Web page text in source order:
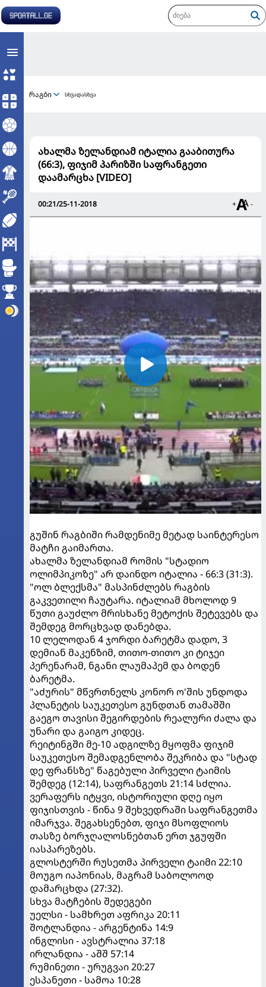
რაგბი სხვადასხვა
ახალმა ზელანდიამ იტალია გააბითურა
(66:3), ფიჯიმ პარიზში საფრანგეთი
დაამარცხა [VIDEO]
00:21/25-11-2018 + -
გუშინ რაგბიში რამდენიმე მეტად საინტერესო
მატჩი გაიმართა.
ახალმა ზელანდიამ რომის "სტადიო
ოლიმპიკოზე" არ დაინდო იტალია - 66:3 (31:3).
"ოლ ბლექსმა" მასპინძლებს რაგბის
გაკვეთილი ჩაუტარა. იტალიამ მხოლოდ 9
წუთი გაუძლო მრისხანე მეტოქის შეტევებს და
შემდეგ მორცხვად დანებდა.
10 ლელოდან 4 ჯორდი ბარეტმა დადო, 3
დემიან მაკენზიმ, თითო-თითო კი ტიჯეი
პერენარამ, ნგანი ლაუმაპემ და ბოდენ
ბარეტმა.
"აძურის" მწვრთნელს კონორ ო'შის უნდოდა
პლანეტის საუკეთესო გუნდთან თამაშში
გაეგო თავისი შეგირდების რეალური ძალა და
უნარი და გაიგო კიდეც.
რეიტინგში მე-10 ადგილზე მყოფმა ფიჯიმ
საუკეთესო შემადგენლობა შეკრიბა და "სტად
დე ფრანსზე" წაგებული პირველი ტაიმის
შემდეგ (12:14), საფრანგეთს 21:14 სძლია.
ვერაფერს იტყვი, ისტორიული დღე იყო
ფიჯისთვის - წინა 9 შეხვედრაში საფრანგეთმა
იმარჯვა. შეგახსენებთ, ფიჯი მსოფლიოს
თასზე ბორჯღალოსნებთან ერთ ჯგუფში
იასპარეზებს.
გლოსტერში რუსეთმა პირველი ტაიმი 22:10
მოუგო იაპონიას, მაგრამ საბოლოოდ
დამარცხდა (27:32).
სხვა მატჩების შედეგები
უელსი - სამხრეთ აფრიკა 20:11
შოტლანდია - არგენტინა 14:9
ინგლისი - ავსტრალია 37:18
ირლანდია - აშშ 57:14
რუმინეთი - ურუგვაი 20:27
ესპანეთი - სამოა 10:28